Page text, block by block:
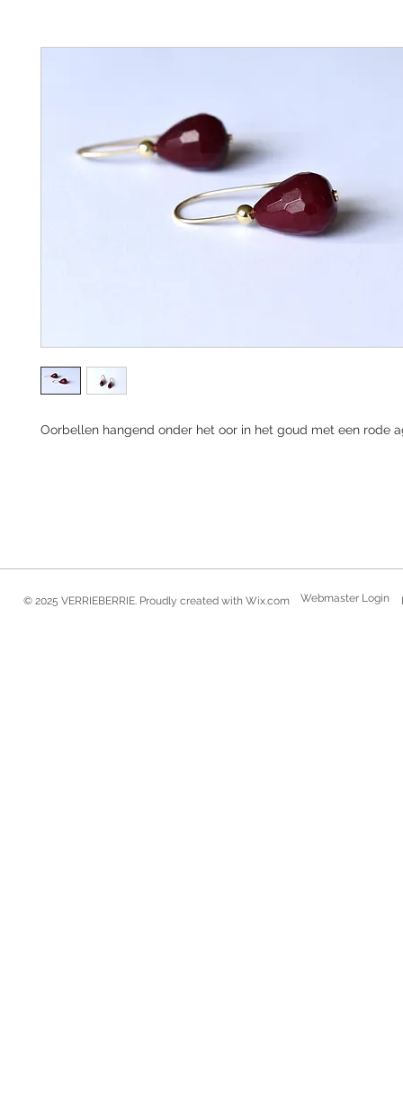
Oorbellen hangend onder het oor in het goud met een rode
© 2025 VERRIEBERRIE. Proudly created with Wix.com Webmaster Login